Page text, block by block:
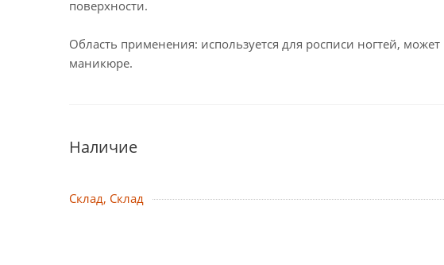
поверхности.
Область применения: используется для росписи ногтей,
маникюре.
Наличие
Склад, Склад